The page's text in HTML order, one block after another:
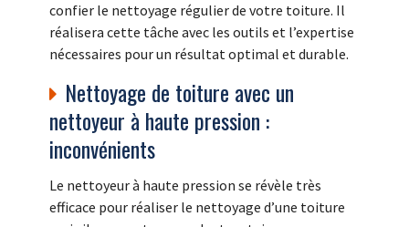
confier le nettoyage régulier de votre toiture. Il
réalisera cette tâche avec les outils et l’expertise
nécessaires pour un résultat optimal et durable.
Nettoyage de toiture avec un
nettoyeur à haute pression :
inconvénients
Le nettoyeur à haute pression se révèle très
efficace pour réaliser le nettoyage d’une toiture